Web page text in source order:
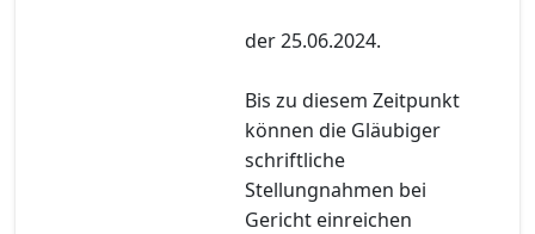
der 25.06.2024.
Bis zu diesem Zeitpunkt
können die Gläubiger
schriftliche
Stellungnahmen bei
Gericht einreichen